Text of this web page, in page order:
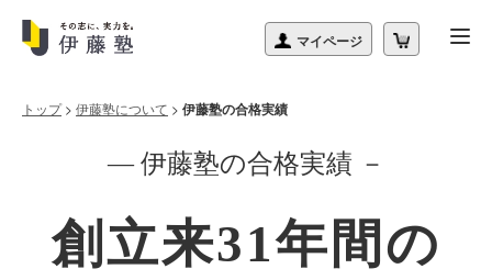
トップ> 伊藤塾について > 伊藤塾の合格実績
― 伊藤塾の合格実績 －
創立来31年間の